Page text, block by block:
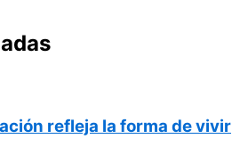
refleja la forma de vivir